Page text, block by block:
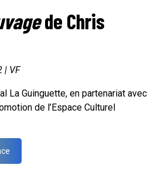
de Chris
| VF
La Guinguette, en partenariat avec
de l’Espace Culturel